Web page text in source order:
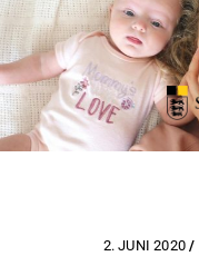
2. JUNI 2020